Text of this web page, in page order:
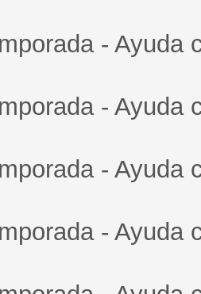
- Ayuda
- Ayuda
- Ayuda
- Ayuda